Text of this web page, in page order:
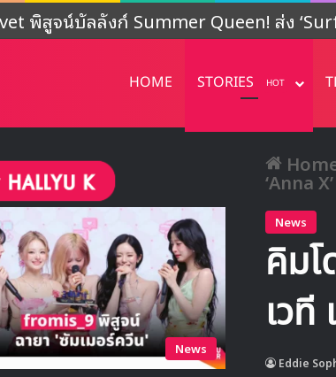
เตรียมเดบิวต์ใหม่ เดินหน้าโปรเจคต์ใน
HOME STORIES HOT
‘Anna X’
News
คิม
เวที
Eddie
News